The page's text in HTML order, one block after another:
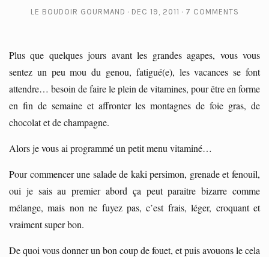
LE BOUDOIR GOURMAND DEC 19, 2011 7 COMMENTS
Plus que quelques jours avant les grandes agapes, vous vous
sentez un peu mou du genou, fatigué(e), les vacances se font
attendre… besoin de faire le plein de vitamines, pour être en forme
en fin de semaine et affronter les montagnes de foie gras, de
chocolat et de champagne.
Alors je vous ai programmé un petit menu vitaminé…
Pour commencer une salade de kaki persimon, grenade et fenouil,
oui je sais au premier abord ça peut paraitre bizarre comme
mélange, mais non ne fuyez pas, c’est frais, léger, croquant et
vraiment super bon.
De quoi vous donner un bon coup de fouet, et puis avouons le cela